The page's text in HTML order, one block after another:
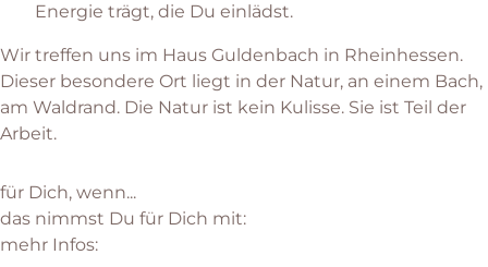
Energie trägt, die Du einlädst.
Wir treffen uns im Haus Guldenbach in Rheinhessen.
Dieser besondere Ort liegt in der Natur, an einem Bach,
am Waldrand. Die Natur ist kein Kulisse. Sie ist Teil der
Arbeit.
für Dich, wenn...
das nimmst Du für Dich mit:
mehr Infos: